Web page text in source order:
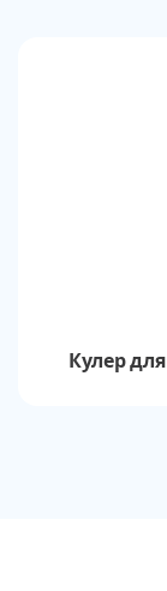
Кулер